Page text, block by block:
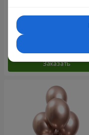
11 желтых смайлов и
красных сердец
Заказать